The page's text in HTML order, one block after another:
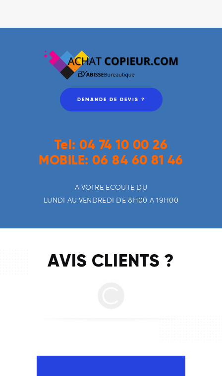
DEMANDE DE DEVIS ?
Tel: 04 74 10 00 26
MOBILE: 06 84 60 81 46
A VOTRE ECOUTE DU
LUNDI AU VENDREDI DE 8H00 A 19H00
AVIS CLIENTS ?